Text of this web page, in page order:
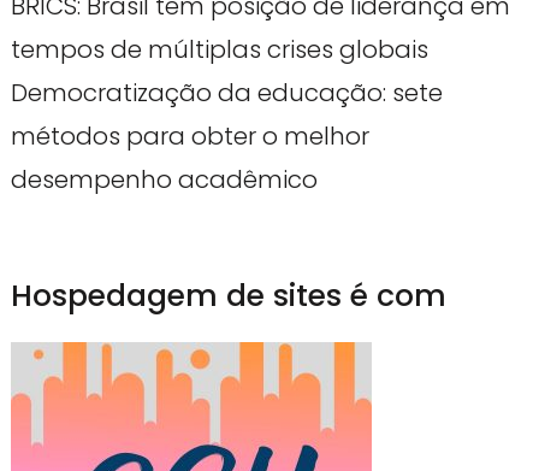
tempos de múltiplas crises globais
Democratização da educação: sete
métodos para obter o melhor
desempenho acadêmico
Hospedagem de sites é com